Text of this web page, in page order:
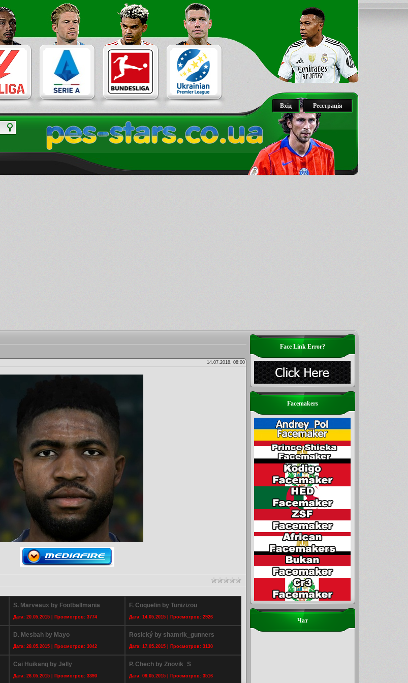
Реєстрація
Вхід
14.07.2018, 08:00
S. Marveaux by Footballmania
Дата: 20.05.2015 | Просмотров: 3774
F. Coquelin by Tunizizou
Дата: 14.05.2015 | Просмотров: 2926
D. Mesbah by Mayo
Дата: 28.05.2015 | Просмотров: 3042
Rosický by shamrik_gunners
Дата: 17.05.2015 | Просмотров: 3130
Cai Huikang by Jelly
Дата: 26.05.2015 | Просмотров: 3390
P. Chech by Znovik_S
Дата: 09.05.2015 | Просмотров: 3516
Face Link Error?
Facemakers
Чат